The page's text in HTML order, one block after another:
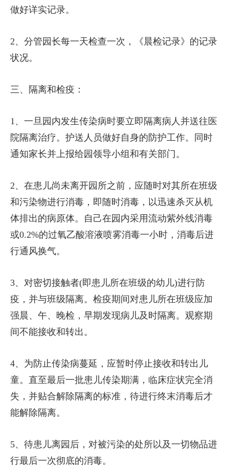
做好详实记录。
2、分管园长每一天检查一次，《晨检记录》的记录
状况。
三、隔离和检疫：
1、一旦园内发生传染病时要立即隔离病人并送往医
院隔离治疗。护送人员做好自身的防护工作。同时
通知家长并上报给园领导小组和有关部门。
2、在患儿尚未离开园所之前，应随时对其所在班级
和污染物进行消毒，即随时消毒，以迅速杀灭从机
体排出的病原体。自己在园内采用流动紫外线消毒
或0.2%的过氧乙酸溶液喷雾消毒一小时，消毒后进
行通风换气。
3、对密切接触者(即患儿所在班级的幼儿)进行防
疫，并与班级隔离。检疫期间对患儿所在班级应加
强晨、午、晚检，早期发现病儿及时隔离。观察期
间不能接收和转出。
4、为防止传染病蔓延，应暂时停止接收和转出儿
童。直至最后一批患儿传染期满，临床症状完全消
失，并贴合解除隔离的标准，待进行终末消毒后才
能解除隔离。
5、待患儿离园后，对被污染的处所以及一切物品进
行最后一次彻底的消毒。